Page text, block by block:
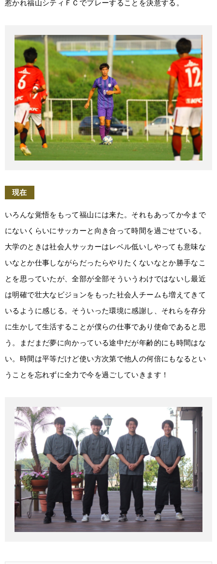
惹かれ福山シティＦＣでプレーすることを決意する。
現在
いろんな覚悟をもって福山には来た。それもあってか今まで
にないくらいにサッカーと向き合って時間を過ごせている。
大学のときは社会人サッカーはレベル低いしやっても意味な
いなとか仕事しながらだったらやりたくないなとか勝手なこ
とを思っていたが、全部が全部そういうわけではないし最近
は明確で壮大なビジョンをもった社会人チームも増えてきて
いるように感じる。そういった環境に感謝し、それらを存分
に生かして生活することが僕らの仕事であり使命であると思
う。まだまだ夢に向かっている途中だが年齢的にも時間はな
い。時間は平等だけど使い方次第で他人の何倍にもなるとい
うことを忘れずに全力で今を過ごしていきます！